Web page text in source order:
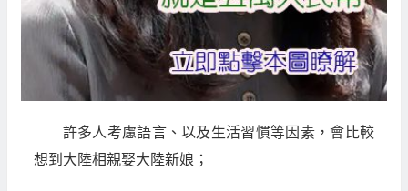
許多人考慮語言、以及生活習慣等因素，會比較
想到大陸相親娶大陸新娘；